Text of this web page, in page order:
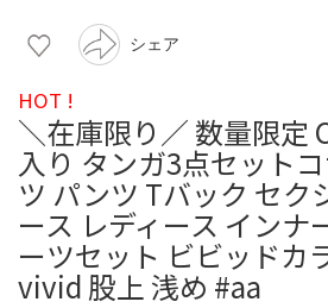
シェア
HOT !
＼在庫限り／ 数量限定
入り タンガ3点セット
ツ パンツ Tバック セク
ース レディース インナ
ーツセット ビビッドカ
vivid 股上 浅め #aa